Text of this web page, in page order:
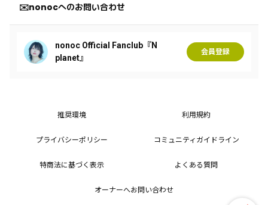
✉️nonocへのお問い合わせ
nonoc Official Fanclub『N
planet』
会員登録
推奨環境 利用規約
プライバシーポリシー コミュニティガイドライン
特商法に基づく表示 よくある質問
オーナーへお問い合わせ